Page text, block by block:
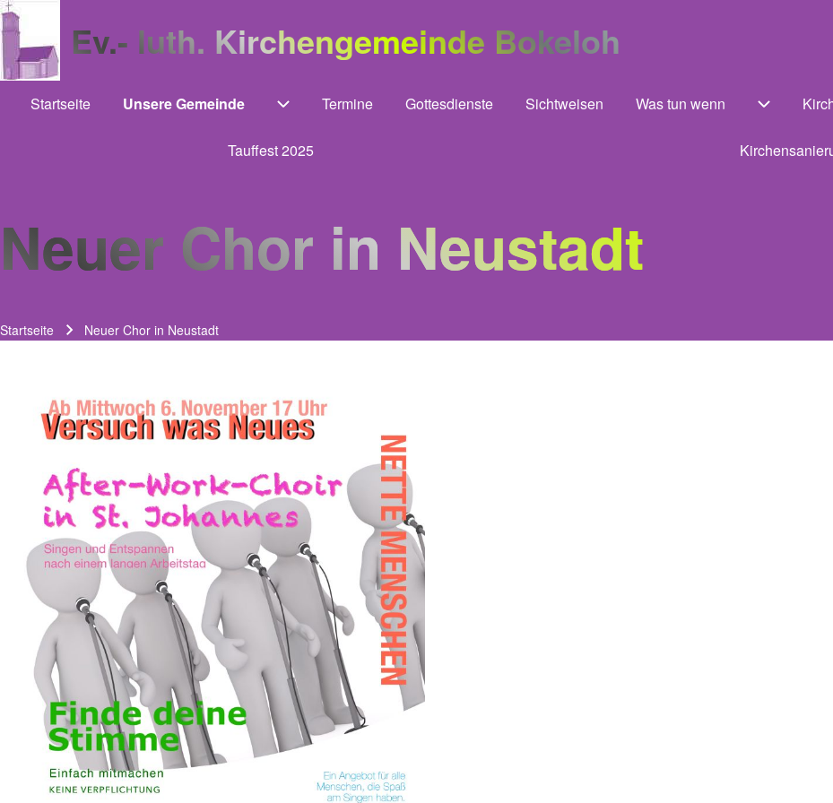
Ev.- luth. Kirchengemeinde Bokeloh
Main navigation
Startseite Unsere Gemeinde Termine Gottesdienste Sichtweisen Was tun wenn
Tauffest 2025
Neuer Chor in Neustadt
Startseite Neuer Chor in Neustadt